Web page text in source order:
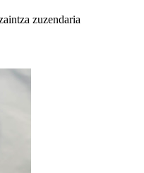
zuzendaria